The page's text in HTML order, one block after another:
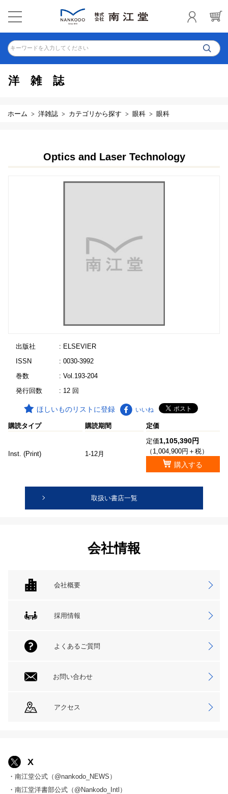
キーワードを入力してください
洋雑誌
ホーム 洋雑誌 カテゴリから探す 眼科 眼科
Optics and Laser Technology
出版社
: ELSEVIER
ISSN
: 0030-3992
巻数
: Vol.193-204
発行回数
: 12 回
ほしいものリストに登録 いいね
購読タイプ 購読期間 定価
Inst. (Print) 1-12月
定価1,105,390円
（1,004,900円＋税）
購入する
取扱い書店一覧
会社情報
会社概要
採用情報
よくあるご質問
お問い合わせ
アクセス
X
・南江堂公式（@nankodo_NEWS）
・南江堂洋書部公式（@Nankodo_Intl）